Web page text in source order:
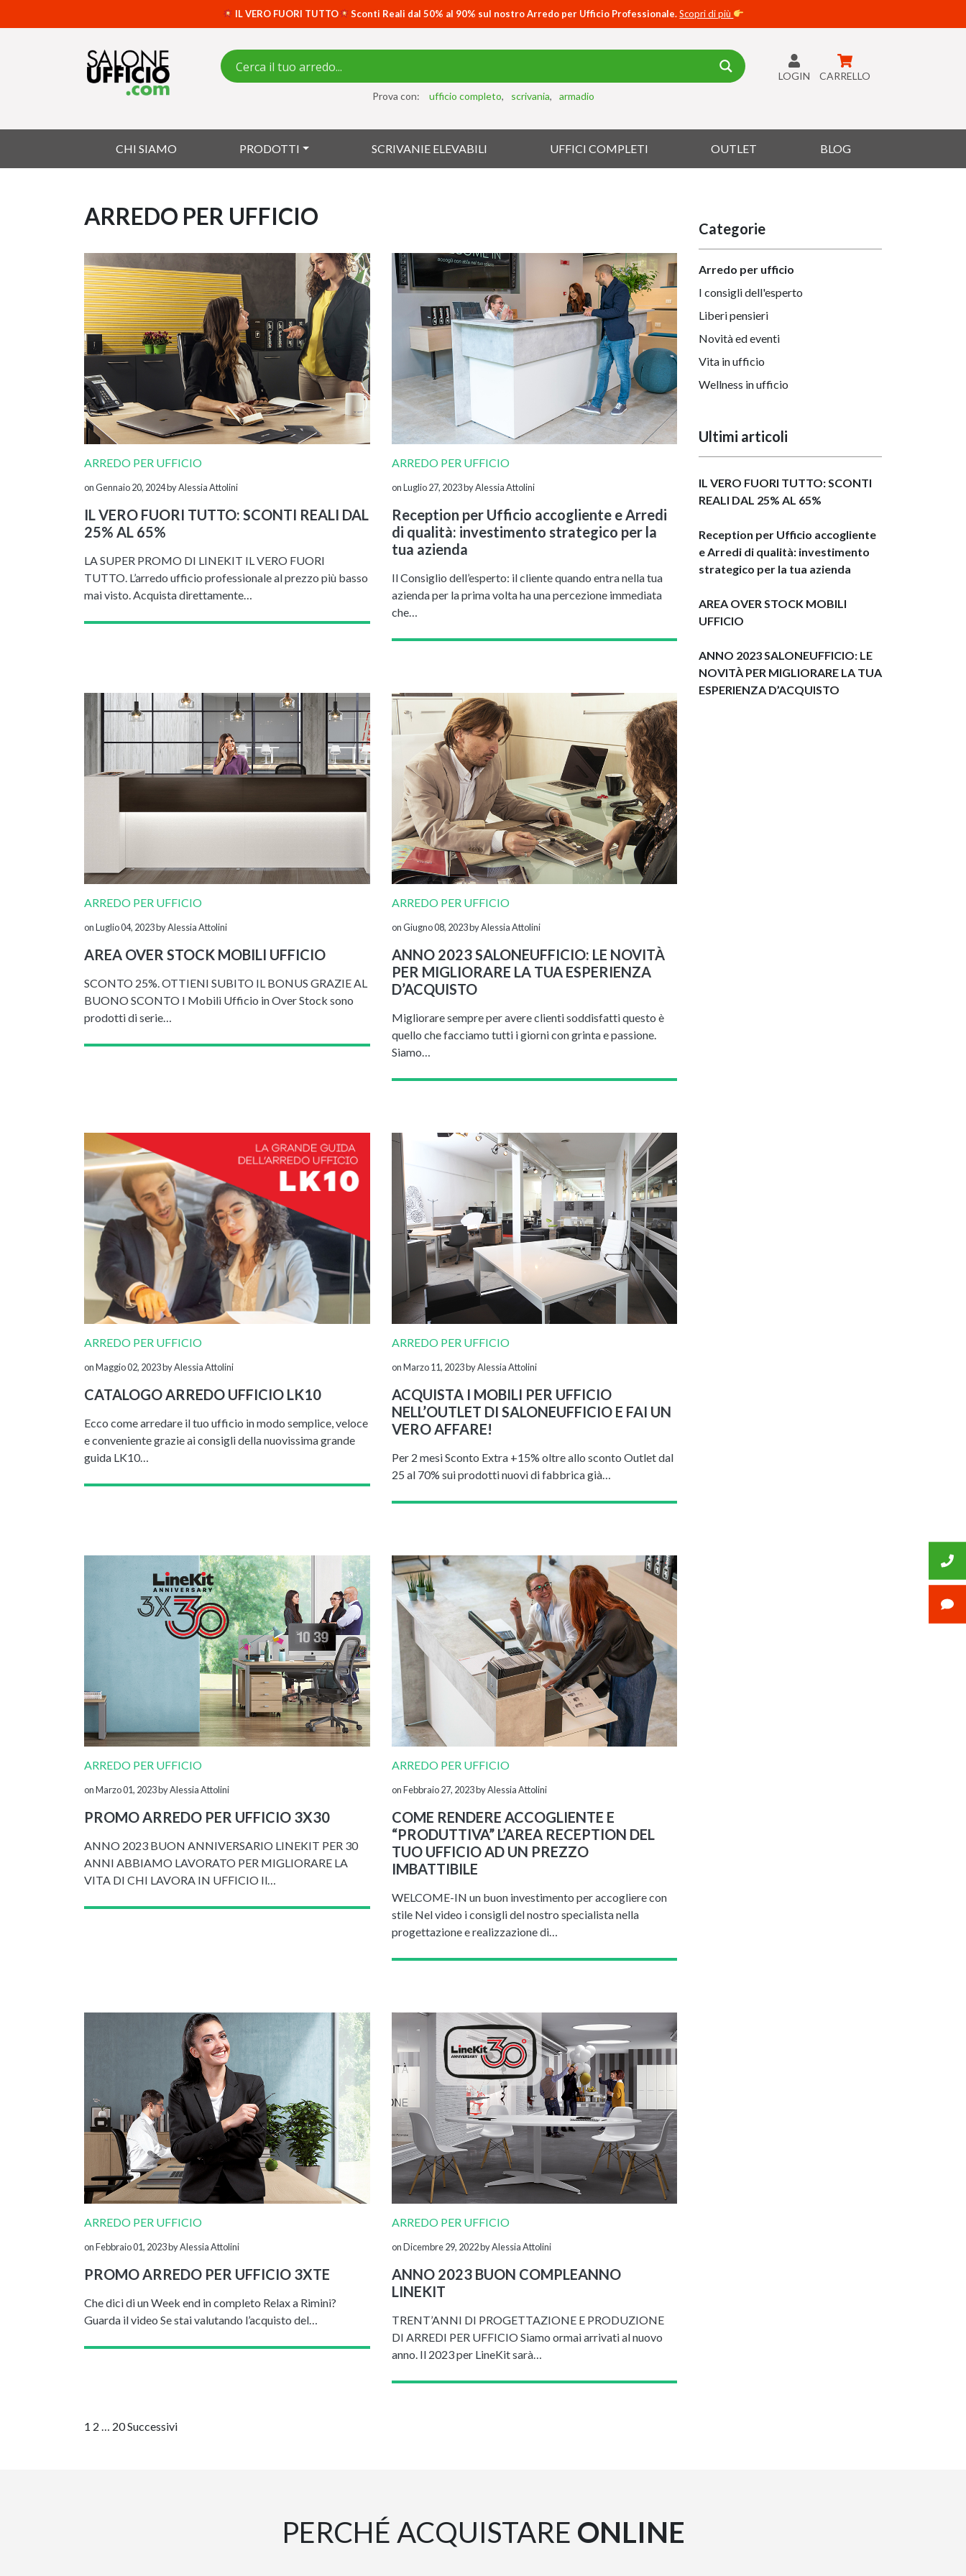
IL VERO FUORI TUTTO Sconti Reali dal 50% al 90% sul nostro Arredo per Ufficio Professionale.Scopri di più
Prova con: ufficio completo scrivania armadio
LOGIN CARRELLO
CHI SIAMO PRODOTTI SCRIVANIE ELEVABILI UFFICI COMPLETI OUTLET BLOG
ARREDO PER UFFICIO
ARREDO PER UFFICIO
on Gennaio 20, 2024by Alessia Attolini
IL VERO FUORI TUTTO: SCONTI REALI DAL
25% AL 65%
LA SUPER PROMO DI LINEKIT IL VERO FUORI
TUTTO. L’arredo ufficio professionale al prezzo più basso
mai visto. Acquista direttamente…
ARREDO PER UFFICIO
on Luglio 27, 2023by Alessia Attolini
Reception per Ufficio accogliente e Arredi
di qualità: investimento strategico per la
tua azienda
Il Consiglio dell’esperto: il cliente quando entra nella tua
azienda per la prima volta ha una percezione immediata
che…
ARREDO PER UFFICIO
on Luglio 04, 2023by Alessia Attolini
AREA OVER STOCK MOBILI UFFICIO
SCONTO 25%. OTTIENI SUBITO IL BONUS GRAZIE AL
BUONO SCONTO I Mobili Ufficio in Over Stock sono
prodotti di serie…
ARREDO PER UFFICIO
on Giugno 08, 2023by Alessia Attolini
ANNO 2023 SALONEUFFICIO: LE NOVITÀ
PER MIGLIORARE LA TUA ESPERIENZA
D’ACQUISTO
Migliorare sempre per avere clienti soddisfatti questo è
quello che facciamo tutti i giorni con grinta e passione.
Siamo…
ARREDO PER UFFICIO
on Maggio 02, 2023by Alessia Attolini
CATALOGO ARREDO UFFICIO LK10
Ecco come arredare il tuo ufficio in modo semplice, veloce
e conveniente grazie ai consigli della nuovissima grande
guida LK10…
ARREDO PER UFFICIO
on Marzo 11, 2023by Alessia Attolini
ACQUISTA I MOBILI PER UFFICIO
NELL’OUTLET DI SALONEUFFICIO E FAI UN
VERO AFFARE!
Per 2 mesi Sconto Extra +15% oltre allo sconto Outlet dal
25 al 70% sui prodotti nuovi di fabbrica già…
ARREDO PER UFFICIO
on Marzo 01, 2023by Alessia Attolini
PROMO ARREDO PER UFFICIO 3X30
ANNO 2023 BUON ANNIVERSARIO LINEKIT PER 30
ANNI ABBIAMO LAVORATO PER MIGLIORARE LA
VITA DI CHI LAVORA IN UFFICIO Il…
ARREDO PER UFFICIO
on Febbraio 27, 2023by Alessia Attolini
COME RENDERE ACCOGLIENTE E
“PRODUTTIVA” L’AREA RECEPTION DEL
TUO UFFICIO AD UN PREZZO
IMBATTIBILE
WELCOME-IN un buon investimento per accogliere con
stile Nel video i consigli del nostro specialista nella
progettazione e realizzazione di…
ARREDO PER UFFICIO
on Febbraio 01, 2023by Alessia Attolini
PROMO ARREDO PER UFFICIO 3XTE
Che dici di un Week end in completo Relax a Rimini?
Guarda il video Se stai valutando l’acquisto del…
ARREDO PER UFFICIO
on Dicembre 29, 2022by Alessia Attolini
ANNO 2023 BUON COMPLEANNO
LINEKIT
TRENT’ANNI DI PROGETTAZIONE E PRODUZIONE
DI ARREDI PER UFFICIO Siamo ormai arrivati al nuovo
anno. Il 2023 per LineKit sarà…
Navigazione
1 2 … 20Successivi
Categorie
Arredo per ufficio
I consigli dell'esperto
Liberi pensieri
Novità ed eventi
Vita in ufficio
Wellness in ufficio
Ultimi articoli
IL VERO FUORI TUTTO: SCONTI
REALI DAL 25% AL 65%
Reception per Ufficio accogliente
e Arredi di qualità: investimento
strategico per la tua azienda
AREA OVER STOCK MOBILI
UFFICIO
ANNO 2023 SALONEUFFICIO: LE
NOVITÀ PER MIGLIORARE LA TUA
ESPERIENZA D’ACQUISTO
PERCHÉ ACQUISTARE ONLINE